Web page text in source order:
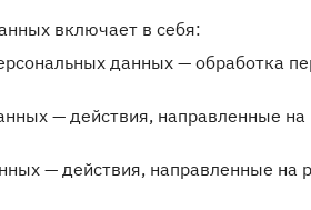
включает в себя:
данных — обработка
— действия, направленные
— действия, направленные